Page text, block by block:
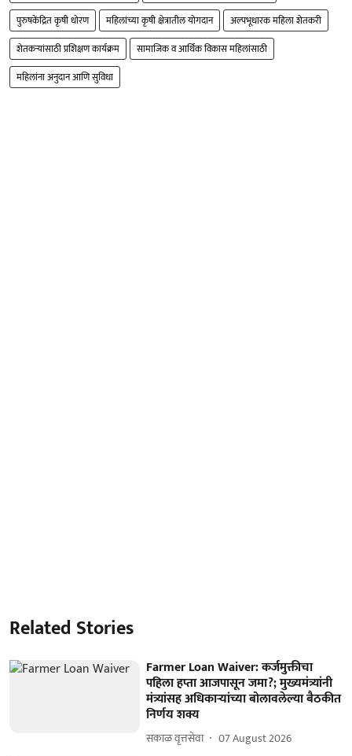
पुरुषकेंद्रित कृषी धोरण महिलांच्या कृषी क्षेत्रातील योगदान
अल्पभूधारक महिला शेतकरी
शेतकऱ्यांसाठी प्रशिक्षण कार्यक्रम
सामाजिक व आर्थिक विकास महिलांसाठी
महिलांना अनुदान आणि सुविधा
Related Stories
Farmer Loan Waiver: कर्जमुक्तीचा
पहिला हप्ता आजपासून जमा?; मुख्यमंत्र्यांनी
मंत्र्यांसह अधिकाऱ्यांच्या बोलावलेल्या बैठकीत
निर्णय शक्य
सकाळ वृत्तसेवा 07 August 2026